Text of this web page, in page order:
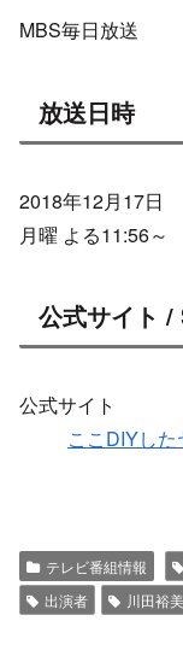
MBS毎日放送
放送日時
2018年12月17日
月曜 よる11:56～
公式サイト /
公式サイト
ここDIYし
テレビ番組情報
出演者
川田裕美